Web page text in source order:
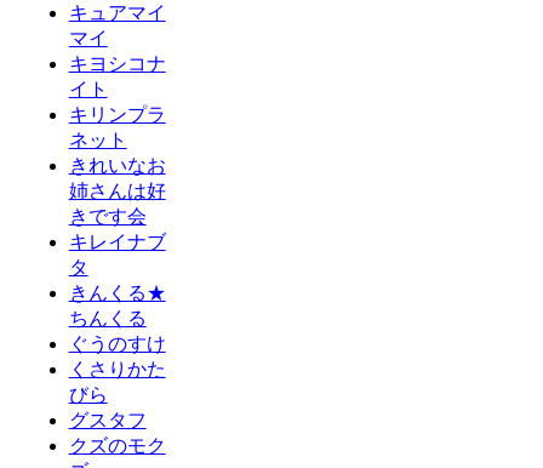
キュアマイ
マイ
キヨシコナ
イト
キリンプラ
ネット
きれいなお
姉さんは好
きです会
キレイナブ
タ
きんくる★
ちんくる
ぐうのすけ
くさりかた
びら
グスタフ
クズのモク